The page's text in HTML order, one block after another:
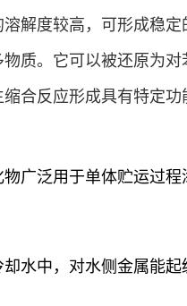
解度较高，可形成稳定
质。它可以被还原为对
合反应形成具有特定功
广泛用于单体贮运过程
水中，对水侧金属能